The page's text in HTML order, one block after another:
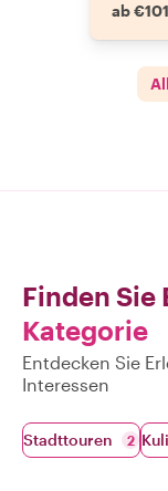
ab
Finden Sie
Kategorie
Entdecken Sie
Interessen
Stadttouren 2